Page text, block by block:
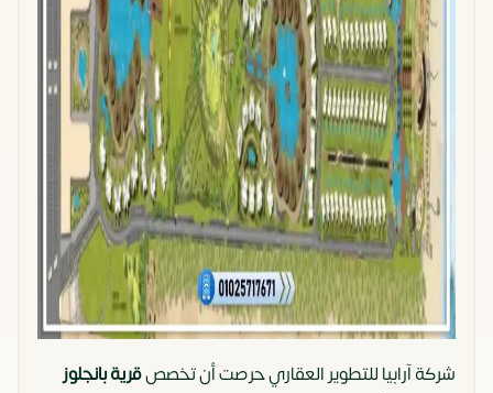
شركة آرابيا للتطوير العقاري حرصت أن تخصصقرية بانجلوز